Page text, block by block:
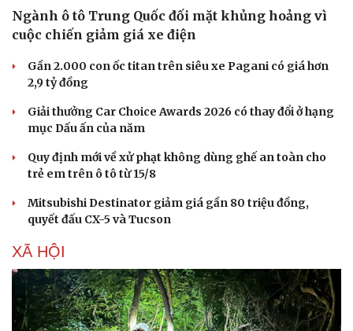
Ngành ô tô Trung Quốc đối mặt khủng hoảng vì
cuộc chiến giảm giá xe điện
Gần 2.000 con ốc titan trên siêu xe Pagani có giá hơn
2,9 tỷ đồng
Giải thưởng Car Choice Awards 2026 có thay đổi ở hạng
mục Dấu ấn của năm
Quy định mới về xử phạt không dùng ghế an toàn cho
trẻ em trên ô tô từ 15/8
Mitsubishi Destinator giảm giá gần 80 triệu đồng,
quyết đấu CX-5 và Tucson
XÃ HỘI